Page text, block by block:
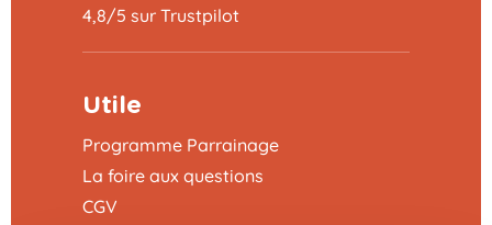
4,8/5 sur Trustpilot
Utile
Programme Parrainage
La foire aux questions
CGV